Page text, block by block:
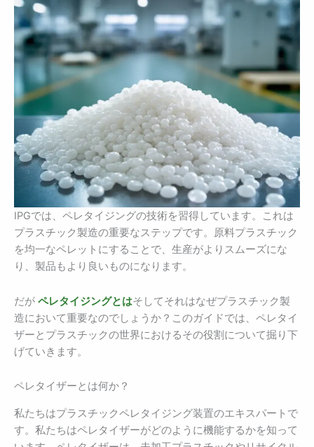
IPGでは、ペレタイジングの技術を習得しています。これは
プラスチック製造の重要なステップです。原料プラスチック
を均一なペレットにすることで、生産がよりスムーズにな
り、製品もより良いものになります。
だが ペレタイジングとはそしてそれはなぜプラスチック製
造において重要なのでしょうか？このガイドでは、ペレタイ
ザーとプラスチックの世界におけるその役割について掘り下
げていきます。
ペレタイザーとは何か？
私たちはプラスチックペレタイジング装置のエキスパートで
す。私たちはペレタイザーがどのように機能するかを知って